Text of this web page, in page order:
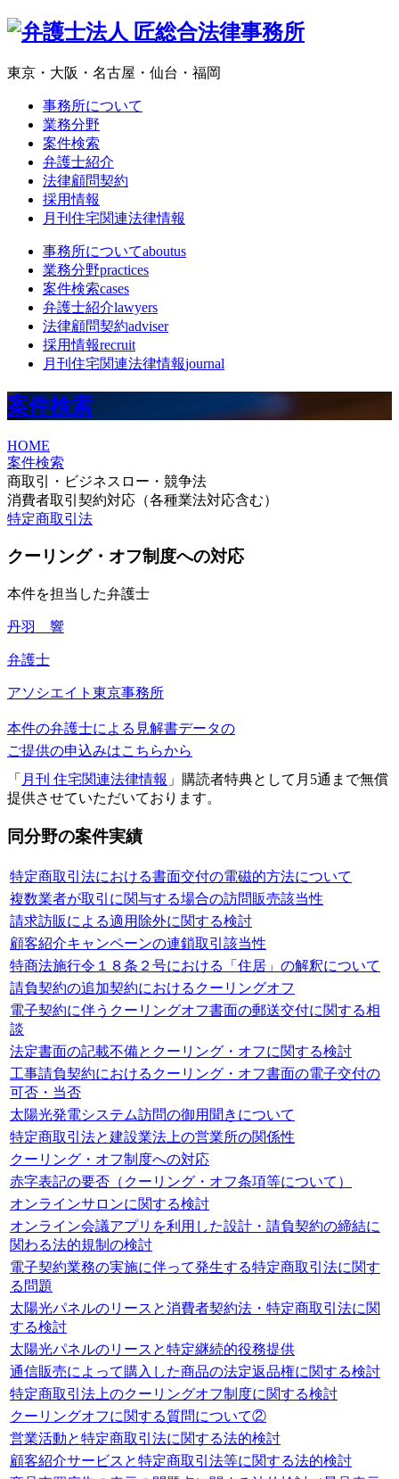
東京・大阪・名古屋・仙台・福岡
事務所について
業務分野
案件検索
弁護士紹介
法律顧問契約
採用情報
月刊住宅関連法律情報
事務所についてaboutus
業務分野practices
案件検索cases
弁護士紹介lawyers
法律顧問契約adviser
採用情報recruit
月刊住宅関連法律情報journal
案件検索
HOME
案件検索
商取引・ビジネスロー・競争法
消費者取引契約対応（各種業法対応含む）
特定商取引法
クーリング・オフ制度への対応
本件を担当した弁護士
丹羽 響
弁護士
アソシエイト 東京事務所
本件の弁護士による見解書データの
ご提供の申込みはこちらから
「 月刊 住宅関連法律情報 」購読者特典として月5通まで無償
提供させていただいております。
同分野の案件実績
特定商取引法における書面交付の電磁的方法について
複数業者が取引に関与する場合の訪問販売該当性
請求訪販による適用除外に関する検討
顧客紹介キャンペーンの連鎖取引該当性
特商法施行令１８条２号における「住居」の解釈について
請負契約の追加契約におけるクーリングオフ
電子契約に伴うクーリングオフ書面の郵送交付に関する相
談
法定書面の記載不備とクーリング・オフに関する検討
工事請負契約におけるクーリング・オフ書面の電子交付の
可否・当否
太陽光発電システム訪問の御用聞きについて
特定商取引法と建設業法上の営業所の関係性
クーリング・オフ制度への対応
赤字表記の要否（クーリング・オフ条項等について）
オンラインサロンに関する検討
オンライン会議アプリを利用した設計・請負契約の締結に
関わる法的規制の検討
電子契約業務の実施に伴って発生する特定商取引法に関す
る問題
太陽光パネルのリースと消費者契約法・特定商取引法に関
する検討
太陽光パネルのリースと特定継続的役務提供
通信販売によって購入した商品の法定返品権に関する検討
特定商取引法上のクーリングオフ制度に関する検討
クーリングオフに関する質問について②
営業活動と特定商取引法に関する法的検討
顧客紹介サービスと特定商取引法等に関する法的検討